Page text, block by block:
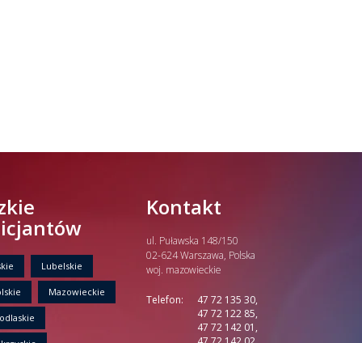
Lubelskie
Mazowieckie
Kontakt
ul. Puławska 148/150
02-624 Warszawa, Polska
woj. mazowieckie
Telefon:
47 72 135 30,
47 72 122 85,
47 72 142 01,